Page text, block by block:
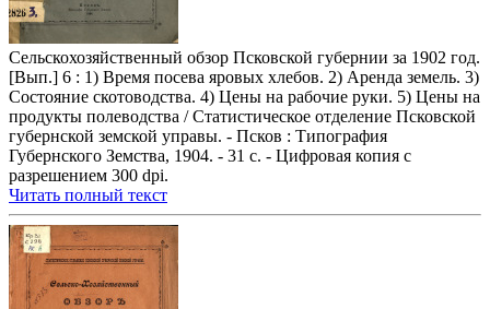
Сельскохозяйственный обзор Псковской губернии за 1902 год.
[Вып.] 6 : 1) Время посева яровых хлебов. 2) Аренда земель. 3)
Состояние скотоводства. 4) Цены на рабочие руки. 5) Цены на
продукты полеводства / Статистическое отделение Псковской
губернской земской управы. - Псков : Типография
Губернского Земства, 1904. - 31 с. - Цифровая копия с
разрешением 300 dpi.
Читать полный текст